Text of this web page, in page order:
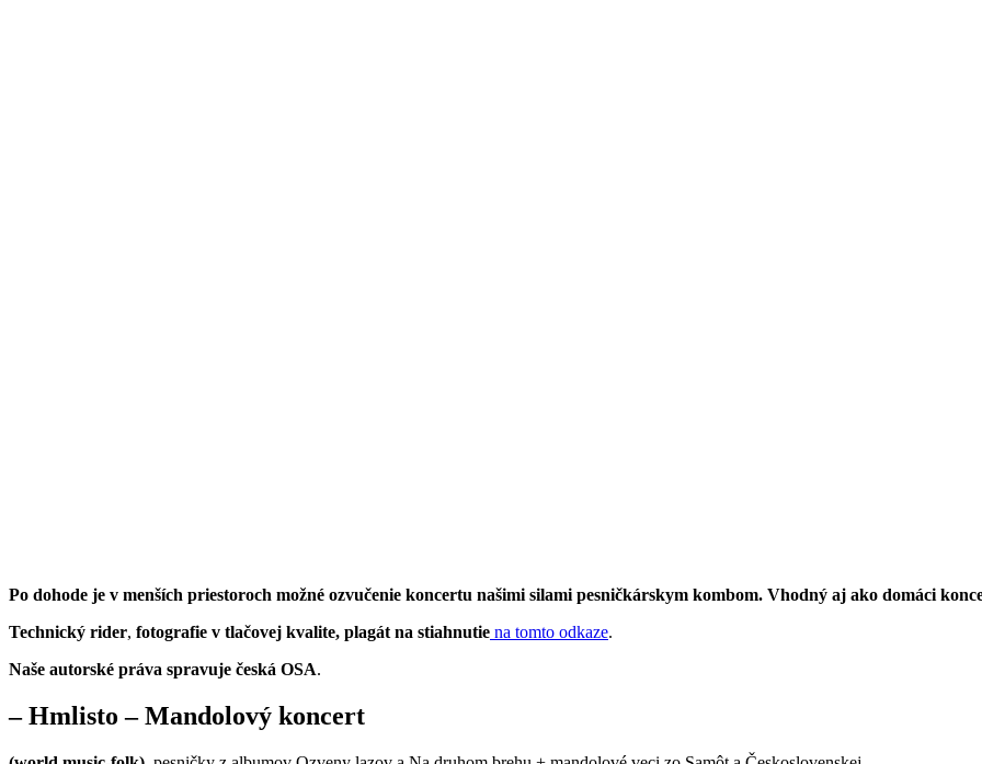
Po dohode je v menších priestoroch možné ozvučenie koncertu našimi silami pesničkárskym kombom. Vhodný aj ako domáci
Technický rider, fotografie v tlačovej kvalite, plagát na stiahnutie na tomto odkaze.
Naše autorské práva spravuje česká OSA.
– Hmlisto – Mandolový koncert